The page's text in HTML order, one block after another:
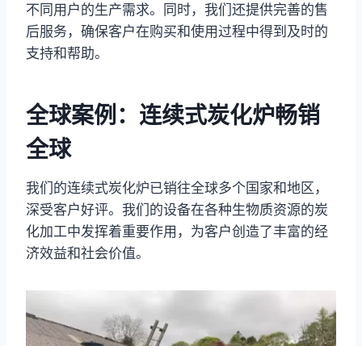
不同用户的生产需求。同时，我们还提供完善的售
后服务，确保客户在购买和使用过程中得到及时的
支持和帮助。
全球案例：连续式炭化炉畅销
全球
我们的连续式炭化炉已销往全球多个国家和地区，
深受客户好评。我们的设备在各种生物质资源的炭
化加工中发挥着重要作用，为客户创造了丰富的经
济效益和社会价值。